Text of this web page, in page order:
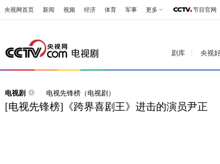
央视网首页 新闻 视频 经济 体育 军事 更多 节目官网
剧库 央视
电视剧 电视先锋榜（电视剧）
[电视先锋榜]《跨界喜剧王》进击的演员尹正